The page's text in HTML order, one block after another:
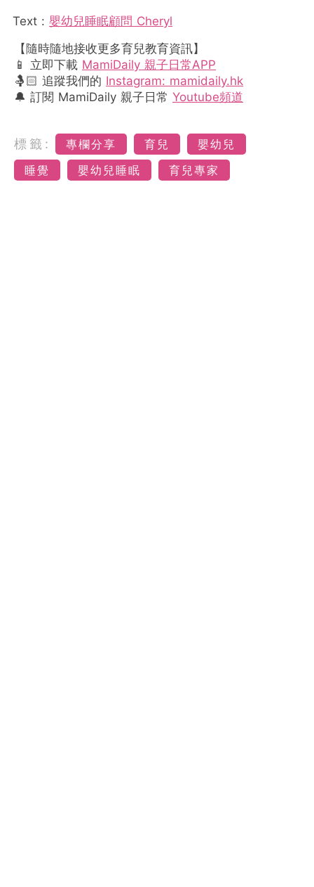
Text : 嬰幼兒睡眠顧問 Cheryl
【隨時隨地接收更多育兒教育資訊】
📱 立即下載 MamiDaily 親子日常APP
🤱🏻 追蹤我們的 Instagram: mamidaily.hk
🔔 訂閱 MamiDaily 親子日常 Youtube頻道
標籤: 專欄分享 育兒
嬰幼兒
睡覺
嬰幼兒睡眠 育兒專家